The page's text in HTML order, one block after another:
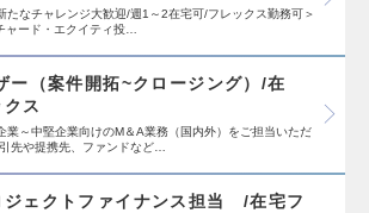
たなチャレンジ大歓迎/週1～2在宅可/フレックス勤務可＞
ャード・エクイティ投…
ー（案件開拓~クロージング）/在
ス
業～中堅企業向けのM＆A業務（国内外）をご担当いただ
先や提携先、ファンドなど…
ジェクトファイナンス担当 /在宅フ